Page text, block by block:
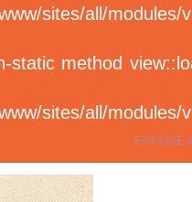
sites/all/modules/
static method
sites/all/
EXPOSE